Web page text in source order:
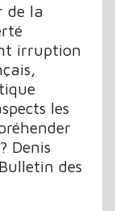
de la
irruption
les
Denis
Bulletin des